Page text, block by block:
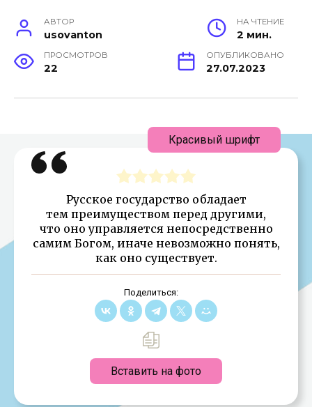
АВТОР
usovanton
НА ЧТЕНИЕ
2 мин.
ПРОСМОТРОВ
22
ОПУБЛИКОВАНО
27.07.2023
Русское государство обладает
тем преимуществом перед другими,
что оно управляется непосредственно
самим Богом, иначе невозможно понять,
как оно существует.
Поделиться:
Вставить на фото
Красивый шрифт